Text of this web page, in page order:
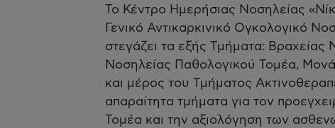
Το Κέντρο Ημερήσιας Νοσηλείας
Γενικό Αντικαρκινικό Ογκολογικό
στεγάζει τα εξής Τμήματα: Βραχείας
Νοσηλείας Παθολογικού Τομέα,
και μέρος του Τμήματος
απαραίτητα τμήματα για τον
Τομέα και την αξιολόγηση των